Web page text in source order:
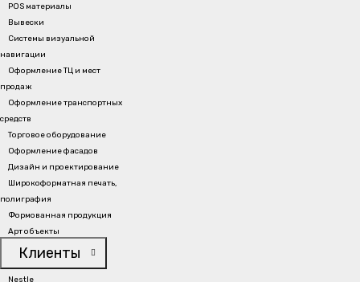
POS материалы
Вывески
Системы визуальной
навигации
Оформление ТЦ и мест
продаж
Оформление транспортных
средств
Торговое оборудование
Оформление фасадов
Дизайн и проектирование
Широкоформатная печать,
полиграфия
Формованная продукция
Арт объекты
Клиенты
Nestle
Готовы заказать наши услуги?
info@biznes-bomond.uz